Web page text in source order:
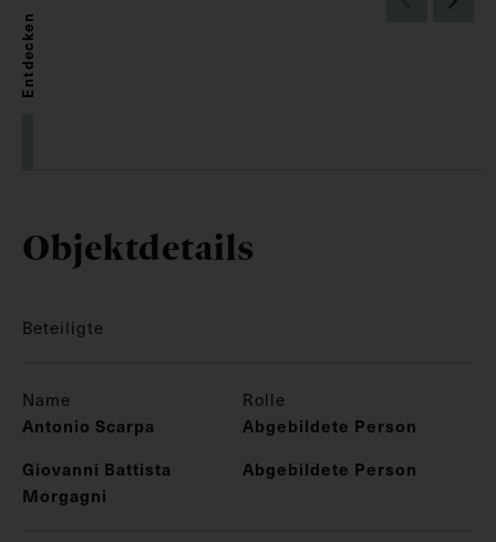
Entdecken
Objektdetails
Beteiligte
Name Rolle
Antonio Scarpa
Abgebildete Person
Giovanni Battista
Morgagni
Abgebildete Person